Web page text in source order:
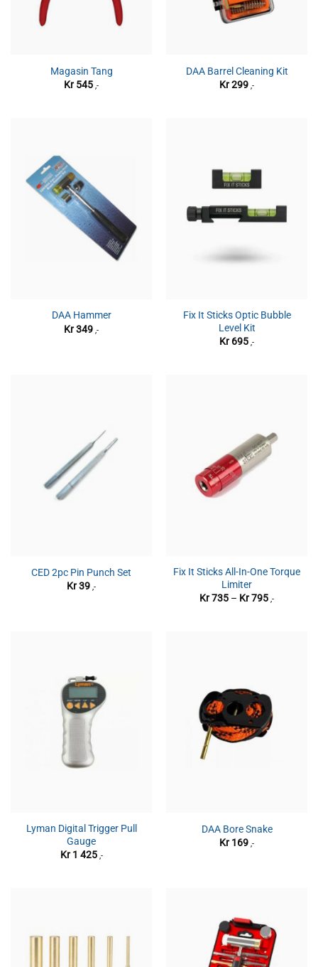
Magasin Tang
Kr545 ,-
DAA Barrel Cleaning Kit
Kr299 ,-
DAA Hammer
Kr349 ,-
Fix It Sticks Optic Bubble
Level Kit
Kr695 ,-
CED 2pc Pin Punch Set
Kr39 ,-
Fix It Sticks All-In-One Torque
Limiter
Kr735 – Kr795 ,-
Lyman Digital Trigger Pull
Gauge
Kr1 425 ,-
DAA Bore Snake
Kr169 ,-